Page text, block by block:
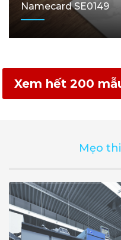
Namecard SE0149
Xem hết 200
Mẹo